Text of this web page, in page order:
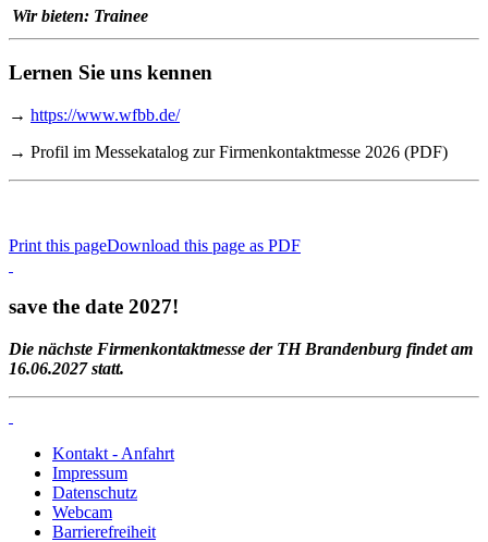
Wir bieten: Trainee
Lernen Sie uns kennen
→ https://www.wfbb.de/
→ Profil im Messekatalog zur Firmenkontaktmesse 2026 (PDF)
Print this pageDownload this page as PDF
save the date 2027!
Die nächste Firmenkontaktmesse der TH Brandenburg findet am
16.06.2027 statt.
Kontakt - Anfahrt
Impressum
Datenschutz
Webcam
Barrierefreiheit